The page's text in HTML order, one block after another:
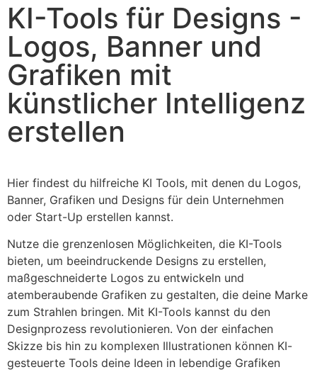
KI-Tools für Designs -
Logos, Banner und
Grafiken mit
künstlicher Intelligenz
erstellen
Hier findest du hilfreiche KI Tools, mit denen du Logos,
Banner, Grafiken und Designs für dein Unternehmen
oder Start-Up erstellen kannst.
Nutze die grenzenlosen Möglichkeiten, die KI-Tools
bieten, um beeindruckende Designs zu erstellen,
maßgeschneiderte Logos zu entwickeln und
atemberaubende Grafiken zu gestalten, die deine Marke
zum Strahlen bringen. Mit KI-Tools kannst du den
Designprozess revolutionieren. Von der einfachen
Skizze bis hin zu komplexen Illustrationen können KI-
gesteuerte Tools deine Ideen in lebendige Grafiken